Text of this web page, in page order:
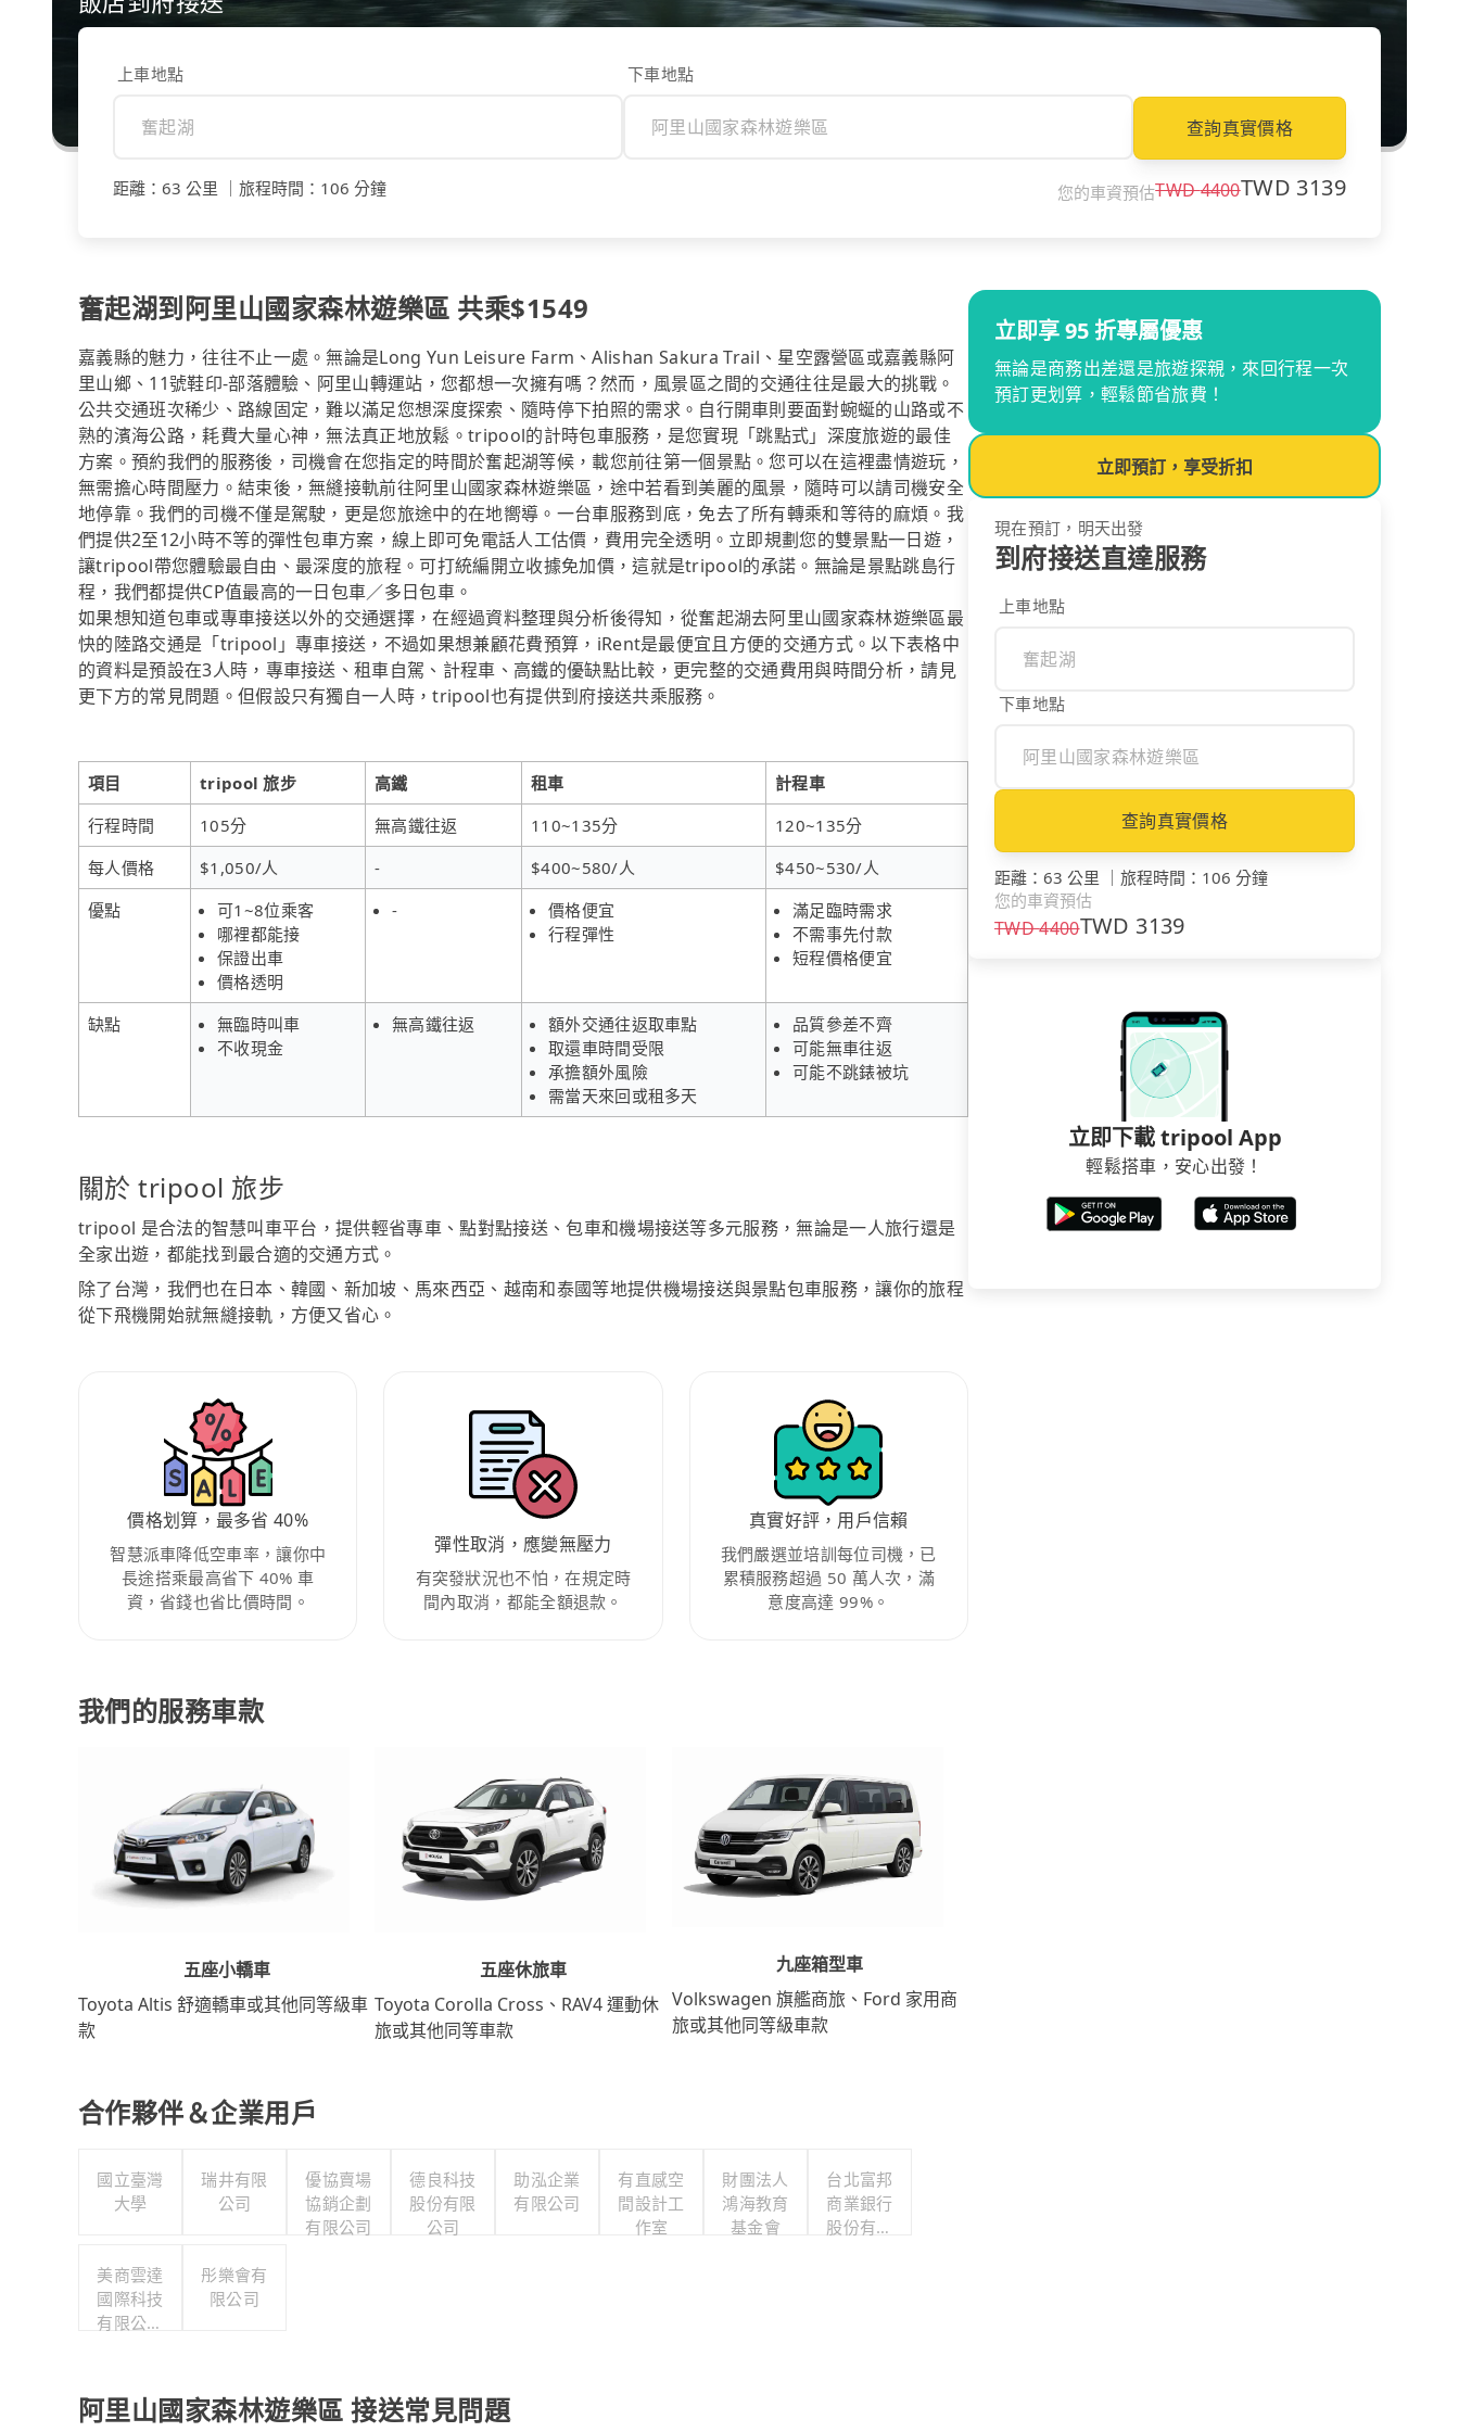
上車地點 下車地點
查詢真實價格
距離 ： 63 公里 旅程時間 ： 106 分鐘 您的車資預估TWD4400TWD 3139
奮起湖到阿里山國家森林遊樂區 共乘$1549
嘉義縣的魅力，往往不止一處。無論是Long Yun Leisure Farm、Alishan Sakura Trail、星空露營區或嘉義縣阿
里山鄉、11號鞋印-部落體驗、阿里山轉運站，您都想一次擁有嗎？然而，風景區之間的交通往往是最大的挑戰。
公共交通班次稀少、路線固定，難以滿足您想深度探索、隨時停下拍照的需求。自行開車則要面對蜿蜒的山路或不
熟的濱海公路，耗費大量心神，無法真正地放鬆。tripool的計時包車服務，是您實現「跳點式」深度旅遊的最佳
方案。預約我們的服務後，司機會在您指定的時間於奮起湖等候，載您前往第一個景點。您可以在這裡盡情遊玩，
無需擔心時間壓力。結束後，無縫接軌前往阿里山國家森林遊樂區，途中若看到美麗的風景，隨時可以請司機安全
地停靠。我們的司機不僅是駕駛，更是您旅途中的在地嚮導。一台車服務到底，免去了所有轉乘和等待的麻煩。我
們提供2至12小時不等的彈性包車方案，線上即可免電話人工估價，費用完全透明。立即規劃您的雙景點一日遊，
讓tripool帶您體驗最自由、最深度的旅程。可打統編開立收據免加價，這就是tripool的承諾。無論是景點跳島行
程，我們都提供CP值最高的一日包車／多日包車。
如果想知道包車或專車接送以外的交通選擇，在經過資料整理與分析後得知，從奮起湖去阿里山國家森林遊樂區最
快的陸路交通是「tripool」專車接送，不過如果想兼顧花費預算，iRent是最便宜且方便的交通方式。以下表格中
的資料是預設在3人時，專車接送、租車自駕、計程車、高鐵的優缺點比較，更完整的交通費用與時間分析，請見
更下方的常見問題。但假設只有獨自一人時，tripool也有提供到府接送共乘服務。
項目 tripool 旅步 高鐵 租車
計程車
行程時間
105分 無高鐵往返 110~135分
120~135分
每人價格
$1,050/人 - $400~580/人
$450~530/人
優點
可1~8位乘客
哪裡都能接
保證出車
價格透明
-
價格便宜
行程彈性
滿足臨時需求
不需事先付款
短程價格便宜
缺點
無臨時叫車
不收現金
無高鐵往返
額外交通往返取車點
取還車時間受限
承擔額外風險
需當天來回或租多天
品質參差不齊
可能無車往返
可能不跳錶被坑
關於 tripool 旅步
tripool 是合法的智慧叫車平台，提供輕省專車、點對點接送、包車和機場接送等多元服務，無論是一人旅行還是
全家出遊，都能找到最合適的交通方式。
除了台灣，我們也在日本、韓國、新加坡、馬來西亞、越南和泰國等地提供機場接送與景點包車服務，讓你的旅程
從下飛機開始就無縫接軌，方便又省心。
價格划算，最多省 40%
智慧派車降低空車率，讓你中
長途搭乘最高省下 40% 車
資，省錢也省比價時間。
彈性取消，應變無壓力
有突發狀況也不怕，在規定時
間內取消，都能全額退款。
真實好評，用戶信賴
我們嚴選並培訓每位司機，已
累積服務超過 50 萬人次，滿
意度高達 99%。
我們的服務車款
五座小轎車
Toyota Altis 舒適轎車或其他同等級車
款
五座休旅車
Toyota Corolla Cross、RAV4 運動休
旅或其他同等車款
九座箱型車
Volkswagen 旗艦商旅、Ford 家用商
旅或其他同等級車款
合作夥伴＆企業用戶
國立臺灣
大學
瑞井有限
公司
優協賣場
協銷企劃
有限公司
德良科技
股份有限
公司
助泓企業
有限公司
有直感空
間設計工
作室
財團法人
鴻海教育
基金會
台北富邦
商業銀行
股份有限
美商雲達
國際科技
有限公司
彤樂會有
限公司
阿里山國家森林遊樂區 接送常見問題
立即享 95 折專屬優惠
無論是商務出差還是旅遊探親，來回行程一次
預訂更划算，輕鬆節省旅費！
立即預訂，享受折扣
現在預訂，明天出發
到府接送直達服務
上車地點
下車地點
查詢真實價格
距離 ： 63 公里 ｜ 旅程時間 ： 106 分鐘
您的車資預估
TWD4400TWD 3139
立即下載 tripool App
輕鬆搭車，安心出發！